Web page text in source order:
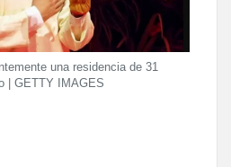
una residencia de 31
| GETTY IMAGES